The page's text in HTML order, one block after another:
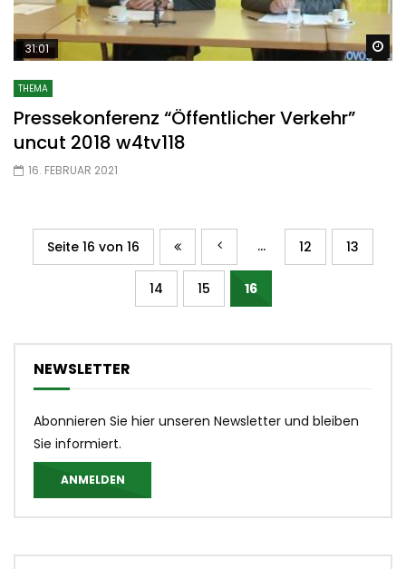
31:01
THEMA
Pressekonferenz “Öffentlicher Verkehr”
uncut 2018 w4tv118
16. FEBRUAR 2021
Seite 16 von 16 ... 12 13
14 15 16
NEWSLETTER
Abonnieren Sie hier unseren Newsletter und bleiben
Sie informiert.
ANMELDEN